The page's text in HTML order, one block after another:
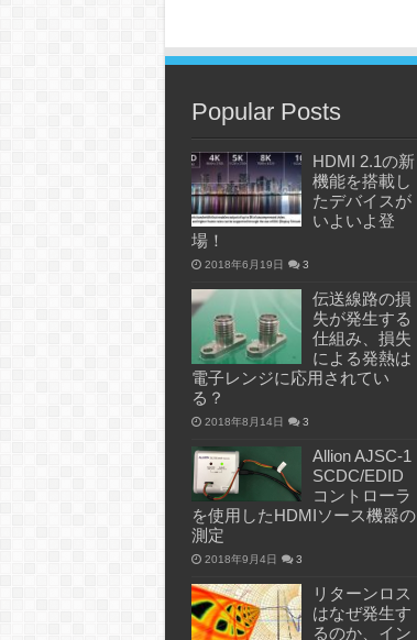
Popular Posts
HDMI 2.1の新
機能を搭載し
たデバイスが
いよいよ登
場！
2018年6月19日 3
伝送線路の損
失が発生する
仕組み、損失
による発熱は
電子レンジに応用されてい
る？
2018年8月14日 3
Allion AJSC-1
SCDC/EDID
コントローラ
を使用したHDMIソース機器の
測定
2018年9月4日 3
リターンロス
はなぜ発生す
るのか、イン